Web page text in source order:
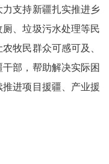
支持新疆扎实推进乡
、垃圾污水处理等民
牧民群众可感可及、
部，帮助解决实际困
进项目援疆、产业援